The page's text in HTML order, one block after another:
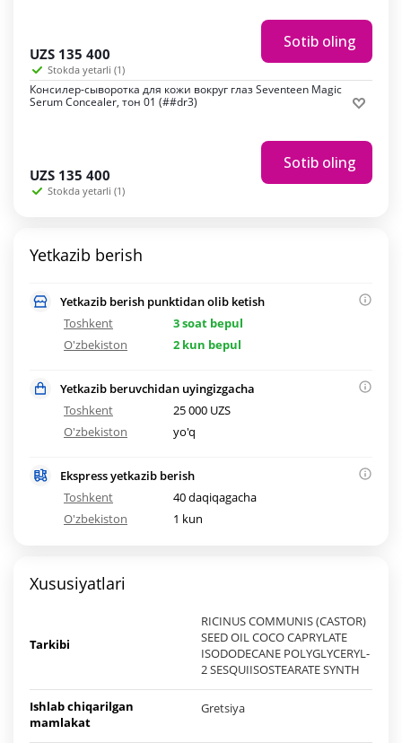
UZS 135 400
Stokda yetarli (1)
Sotib oling
Консилер-сыворотка для кожи вокруг глаз Seventeen Magic
Serum Concealer, тон 01 (##dr3)
UZS 135 400
Stokda yetarli (1)
Sotib oling
Yetkazib berish
Yetkazib berish punktidan olib ketish
Toshkent
3 soat bepul
O'zbekiston
2 kun bepul
Yetkazib beruvchidan uyingizgacha
Toshkent
25 000 UZS
O'zbekiston
yo'q
Ekspress yetkazib berish
Toshkent
40 daqiqagacha
O'zbekiston
1 kun
Xususiyatlari
Tarkibi
RICINUS COMMUNIS (CASTOR)
SEED OIL COCO CAPRYLATE
ISODODECANE POLYGLYCERYL-
2 SESQUIISOSTEARATE SYNTH
Ishlab chiqarilgan
mamlakat
Gretsiya